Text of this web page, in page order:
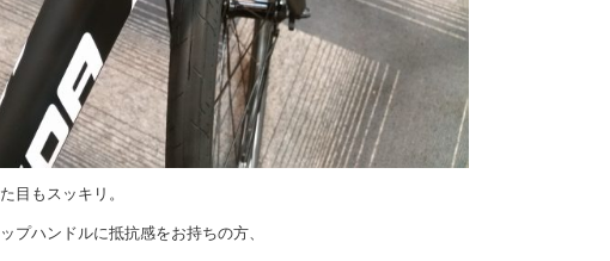
目もスッキリ。
プハンドルに抵抗感をお持ちの方、